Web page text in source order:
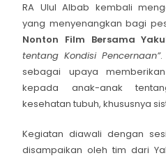
RA Ulul Albab kembali
yang menyenangkan bagi
Nonton Film Bersama
tentang Kondisi Pencernaan”.
sebagai upaya
kepada anak-anak
kesehatan tubuh, khususnya
Kegiatan diawali dengan
disampaikan oleh tim dari